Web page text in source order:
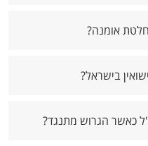
אומנה?
בישראל?
כאשר הגרוש מתנגד?